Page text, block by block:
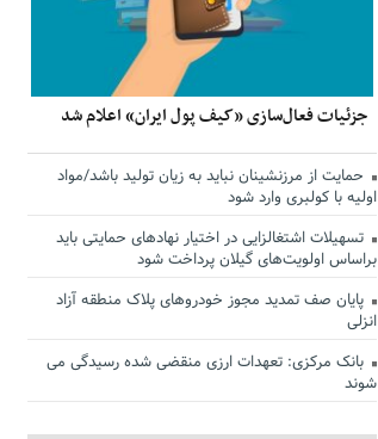
جزئیات فعال‌سازی «کیف پول ایران» اعلام شد
حمایت از مرزنشینان نباید به زیان تولید باشد/مواد
اولیه با کولبری وارد شود
تسهیلات اشتغالزایی در اختیار نهادهای حمایتی باید
براساس اولویت‌های گیلان پرداخت شود
پایان صف تمدید مجوز خودروهای پلاک منطقه آزاد
انزلی
بانک مرکزی: تعهدات ارزی منقضی شده رسیدگی می
شوند